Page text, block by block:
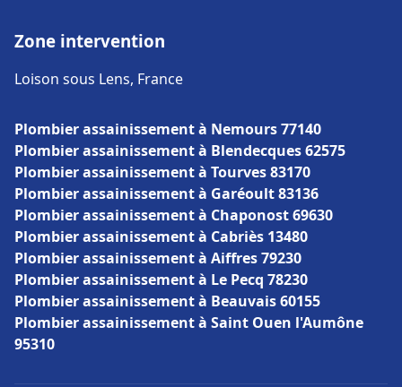
Zone intervention
Loison sous Lens, France
Plombier assainissement à Nemours 77140
Plombier assainissement à Blendecques 62575
Plombier assainissement à Tourves 83170
Plombier assainissement à Garéoult 83136
Plombier assainissement à Chaponost 69630
Plombier assainissement à Cabriès 13480
Plombier assainissement à Aiffres 79230
Plombier assainissement à Le Pecq 78230
Plombier assainissement à Beauvais 60155
Plombier assainissement à Saint Ouen l'Aumône
95310